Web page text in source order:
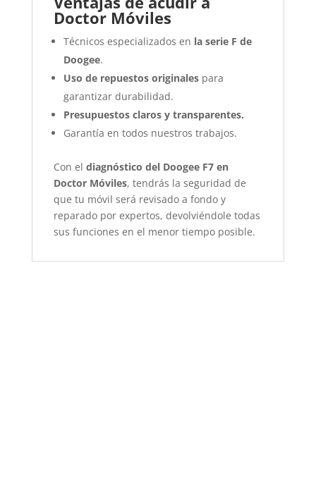
Doctor Móviles
Técnicos especializados en la serie F de
Doogee.
Uso de repuestos originalespara
garantizar durabilidad.
Presupuestos claros y transparentes.
Garantía en todos nuestros trabajos.
Con el diagnóstico del Doogee F7 en
Doctor Móviles, tendrás la seguridad de
que tu móvil será revisado a fondo y
reparado por expertos, devolviéndole todas
sus funciones en el menor tiempo posible.